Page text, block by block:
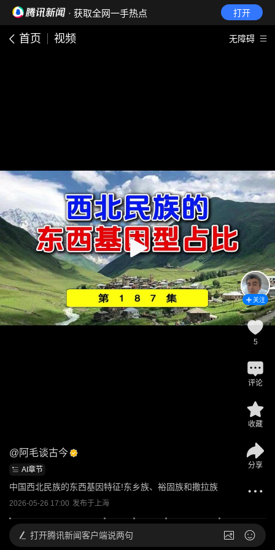
· 获取全网一手热点 打开
首页 视频 无障碍
@ 阿毛谈古今
AI章节
中国西北民族的东西基因特征!东乡族、裕固族和撒拉族
2026-05-26 17:00 发布于上海
关注
5
评论
收藏
分享
打开腾讯新闻客户端说两句